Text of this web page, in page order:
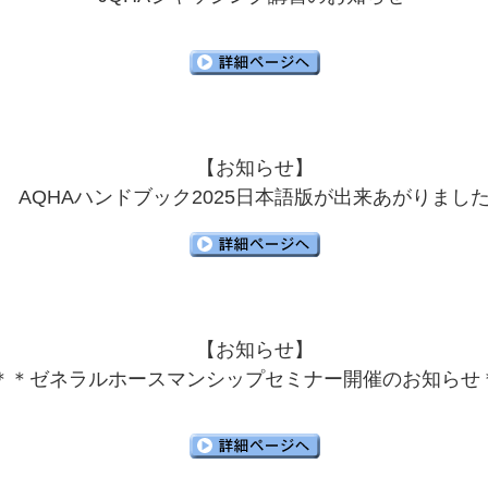
【お知らせ】
AQHAハンドブック2025日本語版が出来あがりました
【お知らせ】
＊ゼネラルホースマンシップセミナー開催のお知らせ